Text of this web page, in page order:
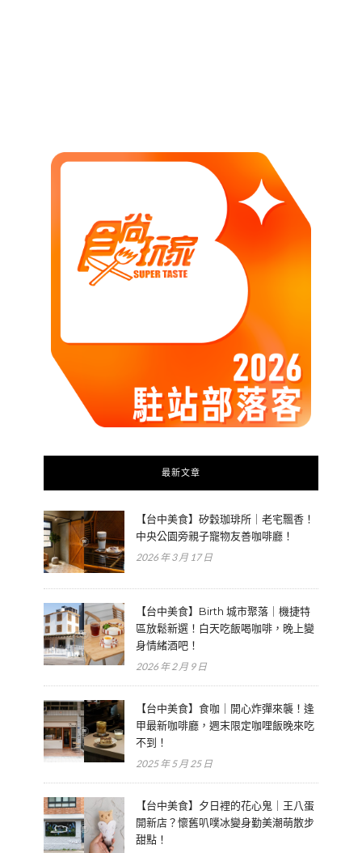
最新文章
【台中美食】矽穀珈琲所｜老宅飄香！
中央公園旁親子寵物友善咖啡廳！
2026 年 3 月 17 日
【台中美食】Birth 城市聚落｜機捷特
區放鬆新選！白天吃飯喝咖啡，晚上變
身情緒酒吧！
2026 年 2 月 9 日
【台中美食】食咖｜開心炸彈來襲！逢
甲最新咖啡廳，週末限定咖哩飯晚來吃
不到！
2025 年 5 月 25 日
【台中美食】夕日裡的花心鬼｜王八蛋
開新店？懷舊叭噗冰變身勤美潮萌散步
甜點！